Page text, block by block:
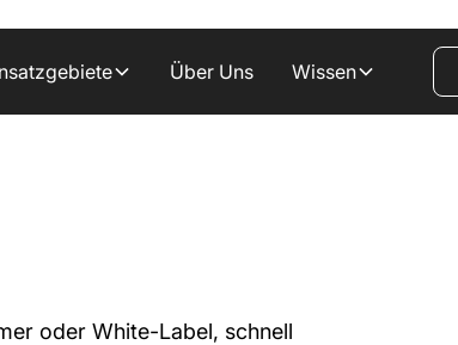
Über Uns Wissen
oder White-Label, schnell